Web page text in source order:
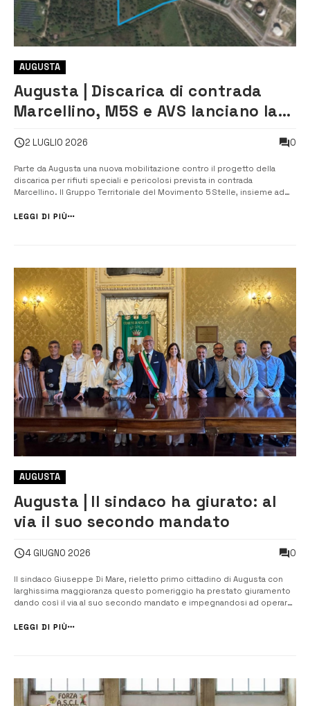
AUGUSTA
Augusta | Discarica di contrada
Marcellino, M5S e AVS lanciano la
proprio futuro»
2 LUGLIO 2026 0
Parte da Augusta una nuova mobilitazione contro il progetto della
discarica per rifiuti speciali e pericolosi prevista in contrada
Marcellino. Il Gruppo Territoriale del Movimento 5 Stelle, insieme ad
firma per il proprio futuro”, con l’obiettivo di coinvolg...
LEGGI DI PIÙ
AUGUSTA
Augusta | Il sindaco ha giurato: al
via il suo secondo mandato
4 GIUGNO 2026 0
Il sindaco Giuseppe Di Mare, rieletto primo cittadino di Augusta con
larghissima maggioranza questo pomeriggio ha prestato giuramento
dando così il via al suo secondo mandato e impegnandosi ad operare
nel salone di rappresentanza del Municipio alla presenza degli
LEGGI DI PIÙ